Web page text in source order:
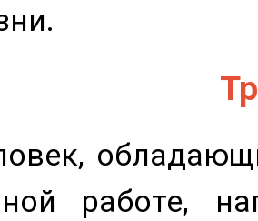
работе,